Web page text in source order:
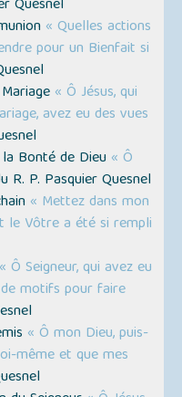
Quesnel
« Quelles actions
pour un Bienfait si
« Ô Jésus, qui
avez eu des vues
Bonté de Dieu « Ô
R. P. Pasquier Quesnel
« Mettez dans mon
le Vôtre a été si rempli
« Ô Seigneur, qui avez eu
motifs pour faire
« Ô mon Dieu, puis-
même et que mes